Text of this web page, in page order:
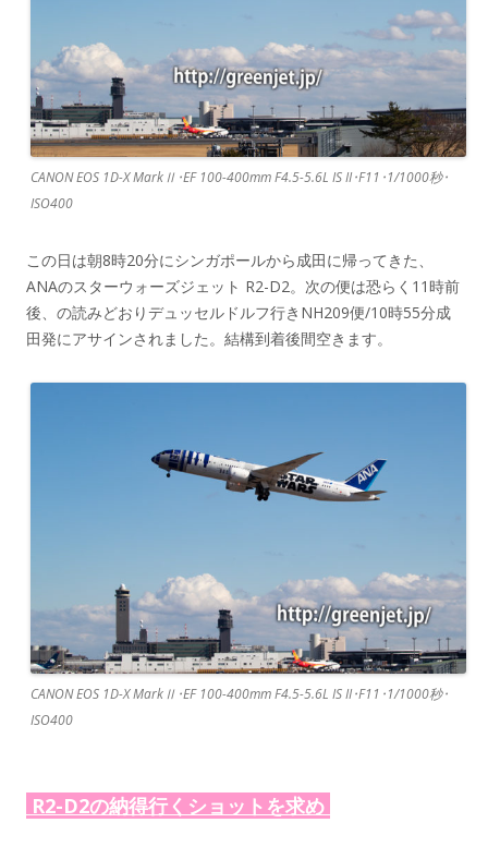
CANON EOS 1D-X MarkⅡ･EF 100-400mm F4.5-5.6L IS II･F11･1/1000秒･
ISO400
この日は朝8時20分にシンガポールから成田に帰ってきた、
ANAのスターウォーズジェット R2-D2。次の便は恐らく11時前
後、の読みどおりデュッセルドルフ行きNH209便/10時55分成
田発にアサインされました。結構到着後間空きます。
CANON EOS 1D-X MarkⅡ･EF 100-400mm F4.5-5.6L IS II･F11･1/1000秒･
ISO400
R2-D2の納得行くショットを求め